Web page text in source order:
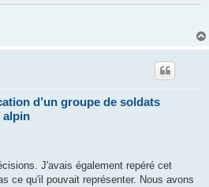
d’un groupe de soldats
alpin
J'avais également repéré cet
ce qu'il pouvait représenter. Nous avons